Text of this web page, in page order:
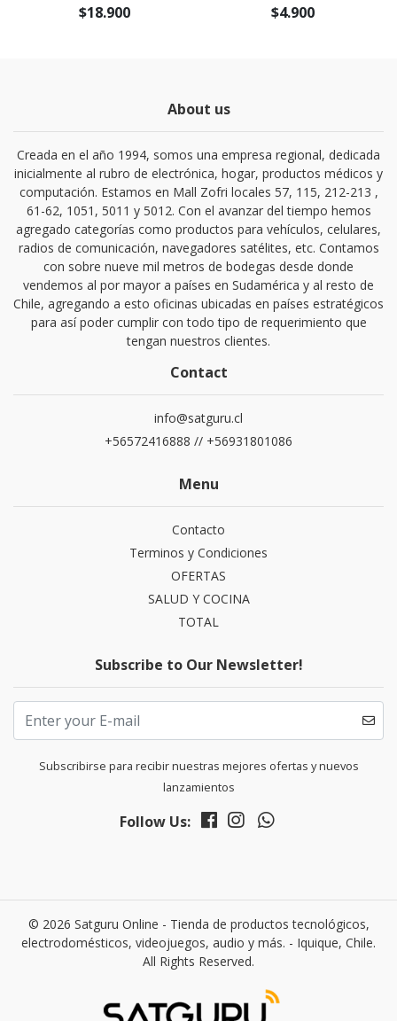
$18.900
$4.900
About us
Creada en el año 1994, somos una empresa regional, dedicada
inicialmente al rubro de electrónica, hogar, productos médicos y
computación. Estamos en Mall Zofri locales 57, 115, 212-213 ,
61-62, 1051, 5011 y 5012. Con el avanzar del tiempo hemos
agregado categorías como productos para vehículos, celulares,
radios de comunicación, navegadores satélites, etc. Contamos
con sobre nueve mil metros de bodegas desde donde
vendemos al por mayor a países en Sudamérica y al resto de
Chile, agregando a esto oficinas ubicadas en países estratégicos
para así poder cumplir con todo tipo de requerimiento que
tengan nuestros clientes.
Contact
info@satguru.cl
+56572416888 // +56931801086
Menu
Contacto
Terminos y Condiciones
OFERTAS
SALUD Y COCINA
TOTAL
Subscribe to Our Newsletter!
Subscribirse para recibir nuestras mejores ofertas y nuevos
lanzamientos
Follow Us:
© 2026 Satguru Online - Tienda de productos tecnológicos,
electrodomésticos, videojuegos, audio y más. - Iquique, Chile.
All Rights Reserved.